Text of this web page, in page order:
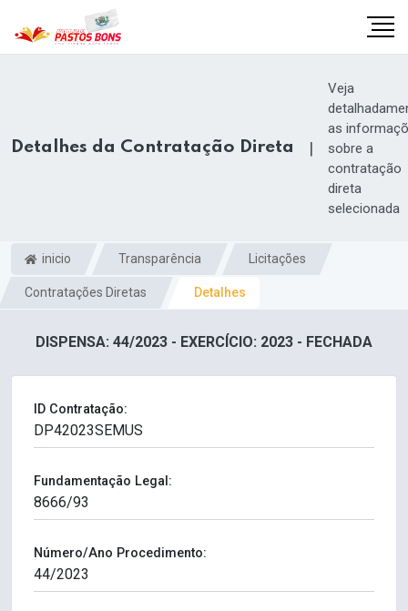
Detalhes da Contratação Direta |
Veja
as
sobre a
contratação
direta
selecionada
inicio Transparência Licitações
Contratações Diretas Detalhes
DISPENSA: 44/2023 - EXERCÍCIO: 2023 - FECHADA
ID Contratação:
Fundamentação Legal:
Número/Ano Procedimento: